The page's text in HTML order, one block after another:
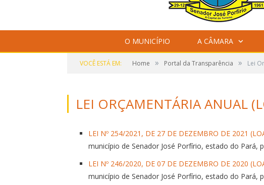
O MUNICÍPIO A CÂMARA
VOCÊ ESTÁ EM: Home » Portal da Transparência » Lei
LEI ORÇAMENTÁRIA ANUAL
LEI Nº 254/2021, DE 27 DE DEZEMBRO DE 2021
município de Senador José Porfírio, estado do Pará,
LEI Nº 246/2020, DE 07 DE DEZEMBRO DE 2020
município de Senador José Porfírio, estado do Pará,